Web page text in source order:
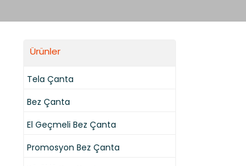
Ürünler
Tela Çanta
Bez Çanta
El Geçmeli Bez Çanta
Promosyon Bez Çanta